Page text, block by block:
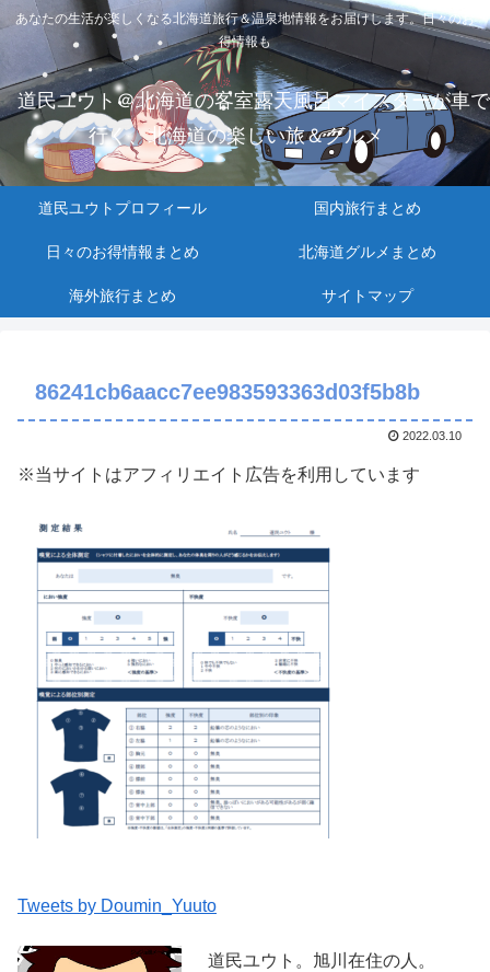
あなたの生活が楽しくなる北海道旅行＆温泉地情報をお届けします。日々のお
得情報も
道民ユウト＠北海道の客室露天風呂マイスターが車で
行く、北海道の楽しい旅＆グルメ
道民ユウトプロフィール 国内旅行まとめ
日々のお得情報まとめ 北海道グルメまとめ
海外旅行まとめ サイトマップ
86241cb6aacc7ee983593363d03f5b8b
2022.03.10
※当サイトはアフィリエイト広告を利用しています
Tweets by Doumin_Yuuto
道民ユウト。旭川在住の人。